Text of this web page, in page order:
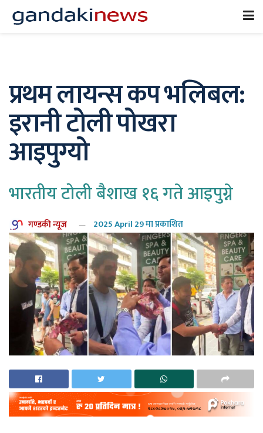
प्रथम लायन्स कप भलिबल:
इरानी टोली पोखरा
आइपुग्यो
भारतीय टोली बैशाख १६ गते आइपुग्ने
गण्डकी न्यूज 2025 April 29 मा प्रकाशित